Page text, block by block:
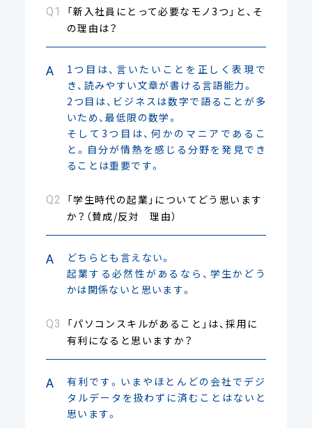
「新入社員にとって必要なモノ3つ」と、そ
の理由は？
1つ目は、言いたいことを正しく表現で
き、読みやすい文章が書ける言語能力。
2つ目は、ビジネスは数字で語ることが多
いため、最低限の数学。
そして3つ目は、何かのマニアであるこ
と。自分が情熱を感じる分野を発見でき
ることは重要です。
「学生時代の起業」についてどう思います
か？（賛成/反対 理由）
どちらとも言えない。
起業する必然性があるなら、学生かどう
かは関係ないと思います。
「パソコンスキルがあること」は、採用に
有利になると思いますか？
有利です。いまやほとんどの会社でデジ
タルデータを扱わずに済むことはないと
思います。